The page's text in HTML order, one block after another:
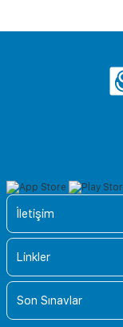
İletişim
Linkler
Son Sınavlar